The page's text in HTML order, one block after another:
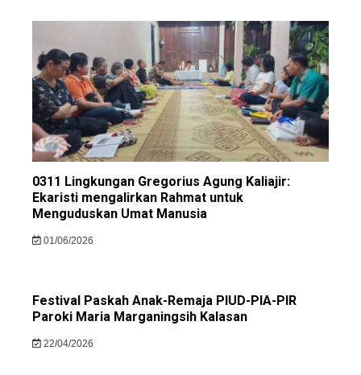
0311 Lingkungan Gregorius Agung Kaliajir:
Ekaristi mengalirkan Rahmat untuk
Menguduskan Umat Manusia
01/06/2026
Festival Paskah Anak-Remaja PIUD-PIA-PIR
Paroki Maria Marganingsih Kalasan
22/04/2026